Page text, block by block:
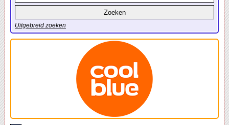
Uitgebreid zoeken